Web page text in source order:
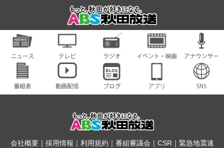
会社概要｜ 採用情報 ｜ 利用規約 ｜ 番組審議会 ｜ CSR｜ 緊急地震速